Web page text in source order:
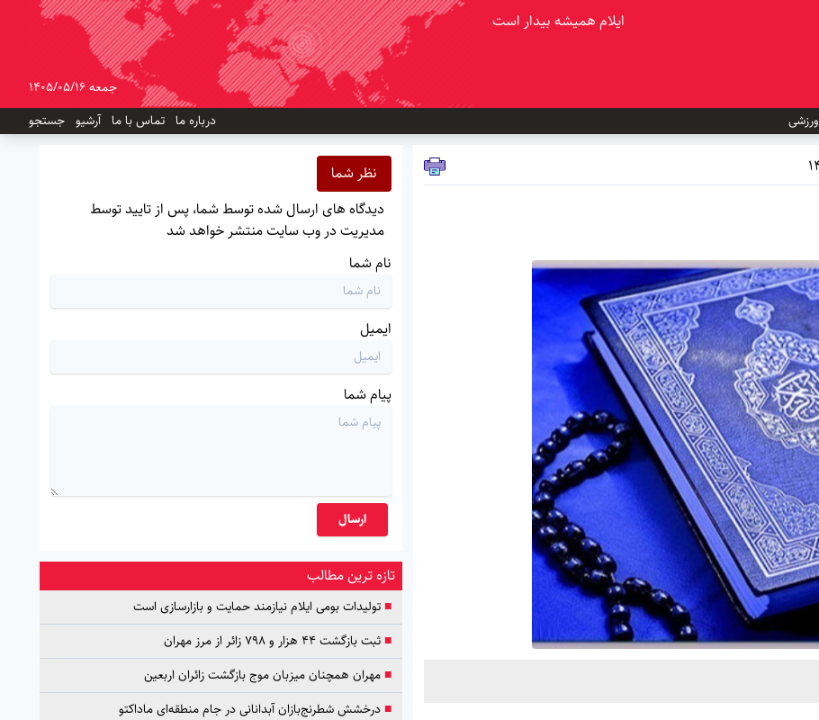
ایلام همیشه بیدار است
جمعه 1405/05/16
ورزشی درباره ما تماس با ما آرشیو جستجو
نظر شما
دیدگاه های ارسال شده توسط شما، پس از تایید توسط
مدیریت در وب سایت منتشر خواهد شد
نام شما
ایمیل
پیام شما
ارسال
تازه ترین مطالب
■تولیدات بومی ایلام نیازمند حمایت و بازارسازی است
■ثبت بازگشت ۴۴ هزار و ۷۹۸ زائر از مرز مهران
■مهران همچنان میزبان موج بازگشت زائران اربعین
■درخشش شطرنج‌بازان آبدانانی در جام منطقه‌ای ماداکتو